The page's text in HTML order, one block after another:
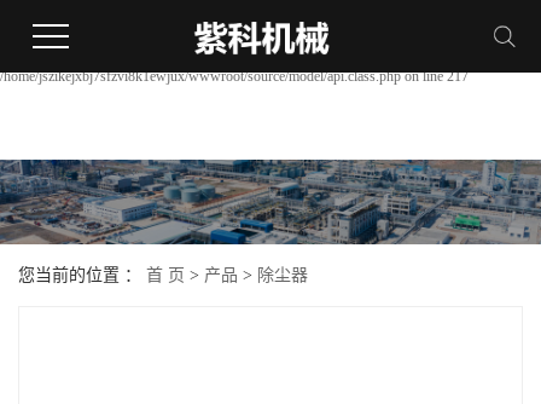
file_put_contents(/home/jszikejxbj7sfzvi8k1ewjux/wwwroot/source/cache/license_cache.php):
failed to open stream: Permission denied in
/home/jszikejxbj7sfzvi8k1ewjux/wwwroot/source/model/api.class.php on line 217
您当前的位置 ： 首 页 > 产品 > 除尘器